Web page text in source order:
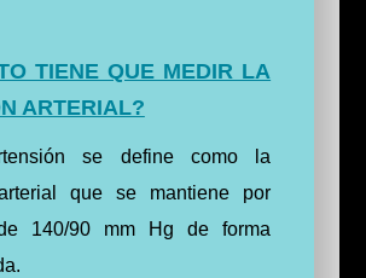
TIENE QUE MEDIR LA
ARTERIAL?
se define como la
que se mantiene por
140/90 mm Hg de forma